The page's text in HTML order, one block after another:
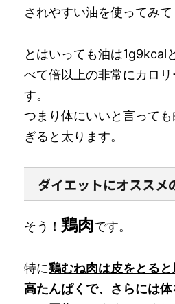
されやすい油を使ってみて
とはいっても油は1g9kcal
べて倍以上の非常にカロ
す。
つまり体にいいと言って
ぎると太ります。
ダイエットにオススメ
そう！ 鶏肉です。
特に鶏むね肉は皮をとる
高たんぱくで、さらには